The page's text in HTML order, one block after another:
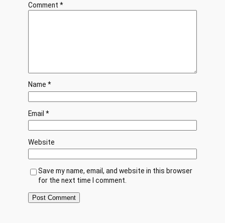
Comment *
Name *
Email *
Website
Save my name, email, and website in this browser
for the next time I comment.